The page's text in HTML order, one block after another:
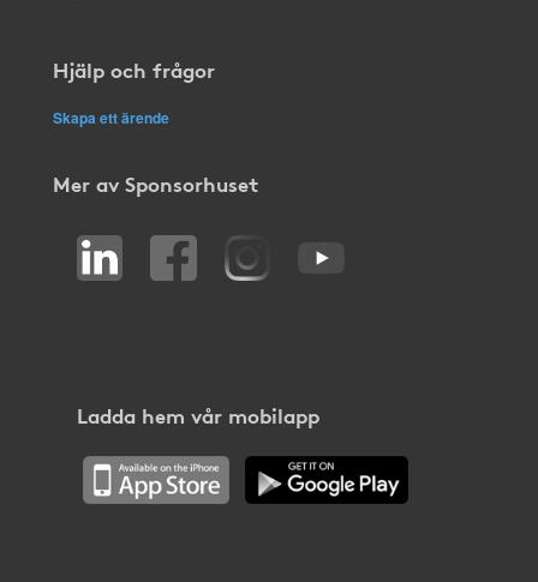
Hjälp och frågor
Skapa ett ärende
Mer av Sponsorhuset
Ladda hem vår mobilapp